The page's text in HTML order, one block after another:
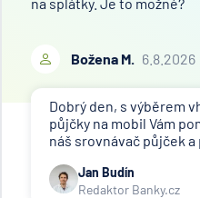
Božena M. 6.8.2026
Dobrý den, s výběrem
půjčky na mobil Vám
náš srovnávač půjček a
Jan Budín
Redaktor Banky.cz